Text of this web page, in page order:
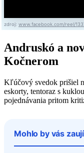
zdroj: www.facebook.com/reel/
Andruskó a
Kočnerom
Kľúčový svedok prišiel
eskorty, tentoraz s
pojednávania pritom
Mohlo by vás